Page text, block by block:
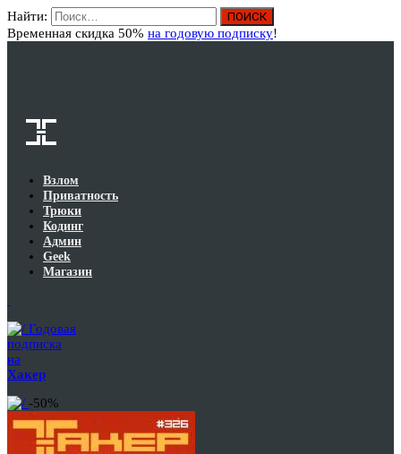
Найти:
Временная скидка 50% на годовую подписку!
Взлом
Приватность
Трюки
Кодинг
Админ
Geek
Магазин
Годовая
подписка
на
Хакер
-50%